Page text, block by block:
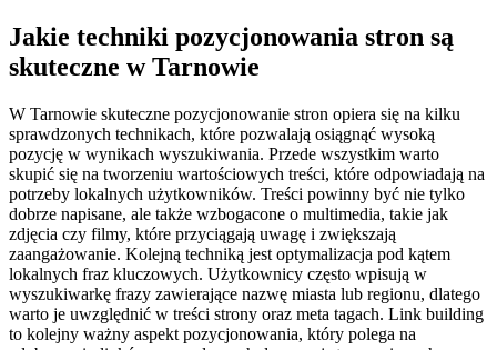
Jakie techniki pozycjonowania stron są
skuteczne w Tarnowie
W Tarnowie skuteczne pozycjonowanie stron opiera się na kilku
sprawdzonych technikach, które pozwalają osiągnąć wysoką
pozycję w wynikach wyszukiwania. Przede wszystkim warto
skupić się na tworzeniu wartościowych treści, które odpowiadają na
potrzeby lokalnych użytkowników. Treści powinny być nie tylko
dobrze napisane, ale także wzbogacone o multimedia, takie jak
zdjęcia czy filmy, które przyciągają uwagę i zwiększają
zaangażowanie. Kolejną techniką jest optymalizacja pod kątem
lokalnych fraz kluczowych. Użytkownicy często wpisują w
wyszukiwarkę frazy zawierające nazwę miasta lub regionu, dlatego
warto je uwzględnić w treści strony oraz meta tagach. Link building
to kolejny ważny aspekt pozycjonowania, który polega na